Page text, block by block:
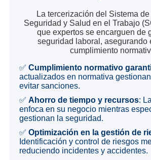
La tercerización del Sistema
Seguridad y Salud en el Trabajo
que expertos se encarguen de
seguridad laboral, asegurando
cumplimiento
✅ Cumplimiento normativo
actualizados en normativa
evitar sanciones.
✅ Ahorro de tiempo y recursos:
enfoca en su negocio mientras
gestionan la seguridad.
✅ Optimización en la gestión de
Identificación y control de riesgos
reduciendo incidentes y accidentes.